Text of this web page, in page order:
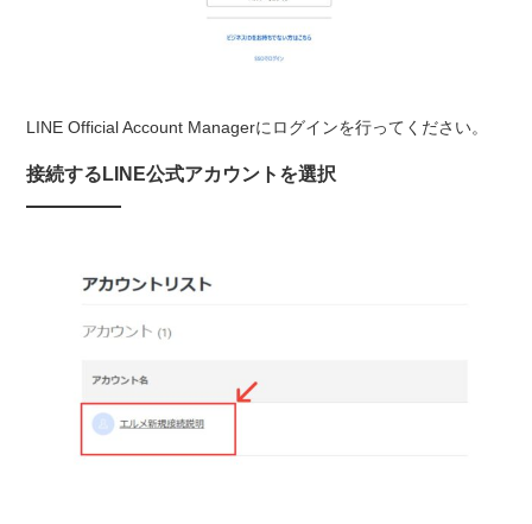
LINE Official Account Managerにログインを行ってください。
接続するLINE公式アカウントを選択